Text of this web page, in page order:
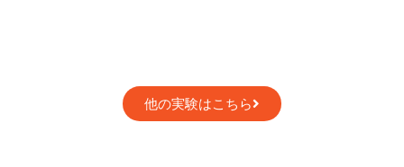
他の実験はこちら